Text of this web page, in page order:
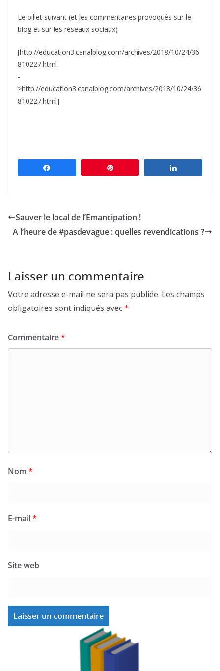
Le billet suivant (et les commentaires provoqués sur le
blog et sur les réseaux sociaux)
[http://education3.canalblog.com/archives/2018/10/24/36
810227.html
-
>http://education3.canalblog.com/archives/2018/10/24/36
810227.html]
Sauver le local de l’Emancipation !
A l’heure de #pasdevague : quelles revendications ?
Laisser un commentaire
Votre adresse e-mail ne sera pas publiée. Les champs
obligatoires sont indiqués avec*
Commentaire*
Nom *
E-mail*
Site web